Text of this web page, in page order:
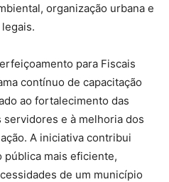
organização urbana e
para Fiscais
contínuo de capacitação
ao fortalecimento das
e à melhoria dos
A iniciativa contribui
pública mais eficiente,
de um município